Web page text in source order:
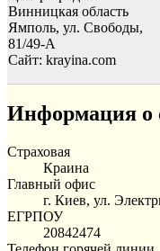
Винницкая область
Ямполь, ул. Свободы,
81/49-А
Сайт: krayina.com
Информация о
Страховая
Краина
Главный офис
г. Киев, ул.
ЕГРПОУ
20842474